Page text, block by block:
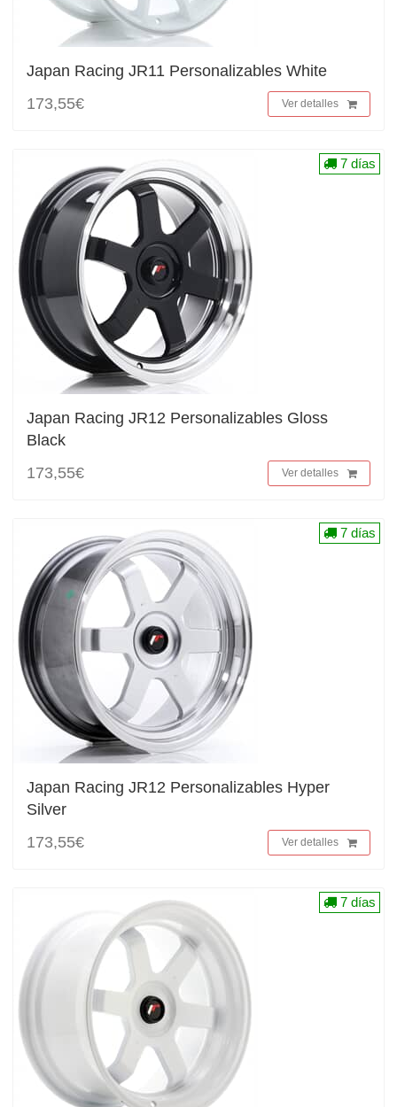
Japan Racing JR11 Personalizables White
173,55€
Ver detalles
Japan Racing JR12 Personalizables Gloss
Black
173,55€
Ver detalles
7 días
Japan Racing JR12 Personalizables Hyper
Silver
173,55€
Ver detalles
7 días
7 días